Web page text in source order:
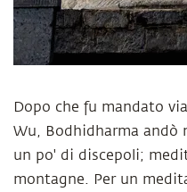
Dopo che fu mandato
Wu, Bodhidharma andò
un po' di discepoli;
montagne. Per un